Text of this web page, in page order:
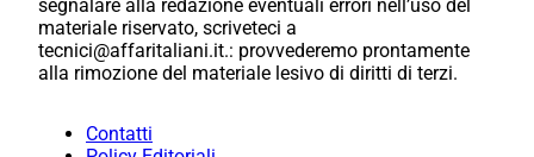
segnalare alla redazione eventuali errori nell’uso del
materiale riservato, scriveteci a
tecnici@affaritaliani.it.: provvederemo prontamente
alla rimozione del materiale lesivo di diritti di terzi.
Contatti